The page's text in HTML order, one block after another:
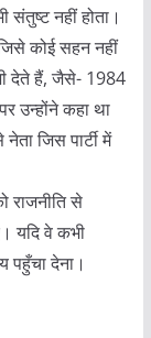
संतुष्ट नहीं होता।
कोई सहन नहीं
देते हैं, जैसे- 1984
उन्होंने कहा था
जिस पार्टी में
राजनीति से
यदि वे कभी
पहुँचा देना।